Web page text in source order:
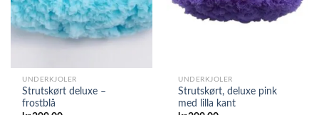
UNDERKJOLER
Strutskørt deluxe –
frostblå
UNDERKJOLER
Strutskørt, deluxe pink
med lilla kant